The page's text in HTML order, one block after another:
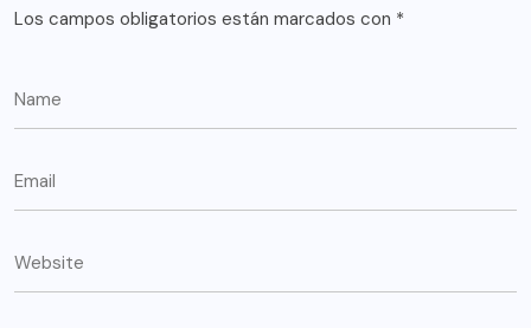
Los campos obligatorios están marcados con *